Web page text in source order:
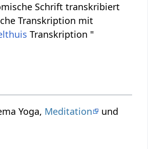
Schrift transkribiert
Transkription mit
Transkription "
Yoga, Meditation
und